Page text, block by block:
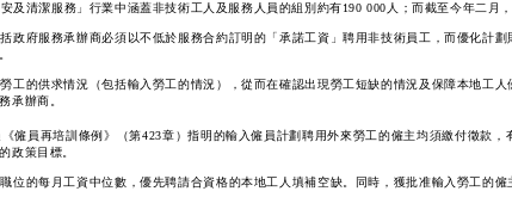
及清潔服務」行業中涵蓋非技術工人及服務人員的組別約有190 000人；而截至今年二月
府服務承辦商必須以不低於服務合約訂明的「承諾工資」聘用非技術員工，而優化計
的供求情況（包括輸入勞工的情況），從而在確認出現勞工短缺的情況及保障本地工
承辦商。
僱員再培訓條例》（第423章）指明的輸入僱員計劃聘用外來勞工的僱主均須繳付徵款
政策目標。
的每月工資中位數，優先聘請合資格的本地工人填補空缺。同時，獲批准輸入勞工的